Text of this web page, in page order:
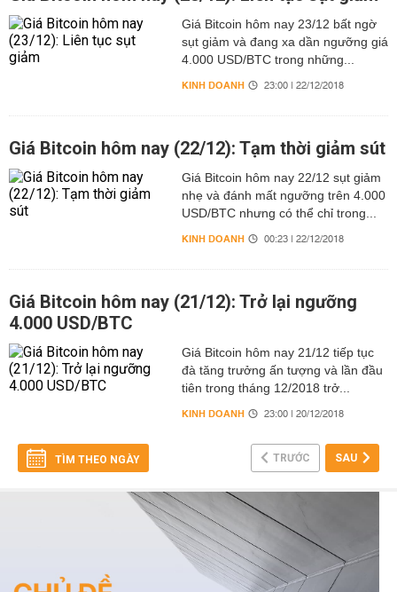
Giá Bitcoin hôm nay 23/12 bất ngờ
sụt giảm và đang xa dần ngưỡng giá
4.000 USD/BTC trong những...
KINH DOANH 23:00 | 22/12/2018
Giá Bitcoin hôm nay (22/12): Tạm thời giảm sút
Giá Bitcoin hôm nay 22/12 sụt giảm
nhẹ và đánh mất ngưỡng trên 4.000
USD/BTC nhưng có thể chỉ trong...
KINH DOANH 00:23 | 22/12/2018
Giá Bitcoin hôm nay (21/12): Trở lại ngưỡng
4.000 USD/BTC
Giá Bitcoin hôm nay 21/12 tiếp tục
đà tăng trưởng ấn tượng và lần đầu
tiên trong tháng 12/2018 trở...
KINH DOANH 23:00 | 20/12/2018
TÌM THEO NGÀY TRƯỚC SAU